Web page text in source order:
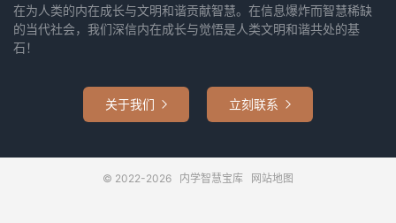
在为人类的内在成长与文明和谐贡献智慧。在信息爆炸而智慧稀缺
的当代社会，我们深信内在成长与觉悟是人类文明和谐共处的基
石！
关于我们  立刻联系 
© 2022-2026 内学智慧宝库 网站地图